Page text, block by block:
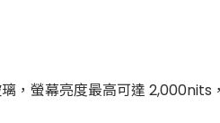
螢幕亮度最高可達 2,000nits